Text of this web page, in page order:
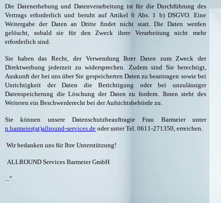
Die Datenerhebung und Datenverarbeitung ist für die Durchführung des
Vertrags erforderlich und beruht auf Artikel 6 Abs. 1 b) DSGVO. Eine
Weitergabe der Daten an Dritte findet nicht statt. Die Daten werden
gelöscht, sobald sie für den Zweck ihrer Verarbeitung nicht mehr
erforderlich sind.
Sie haben das Recht, der Verwendung Ihrer Daten zum Zweck der
Direktwerbung jederzeit zu widersprechen. Zudem sind Sie berechtigt,
Auskunft der bei uns über Sie gespeicherten Daten zu beantragen sowie bei
Unrichtigkeit der Daten die Berichtigung oder bei unzulässiger
Datenspeicherung die Löschung der Daten zu fordern. Ihnen steht des
Weiteren ein Beschwerderecht bei der Aufsichtsbehörde zu.
Sie können unsere Datenschutzbeauftragte Frau Barmeier unter
n.barmeier(at)allround-services.de oder unter Tel. 0611-271350, erreichen.
Wir bedanken uns für Ihre Unterstützung!
ALLROUND Services Barmeier GmbH
..."